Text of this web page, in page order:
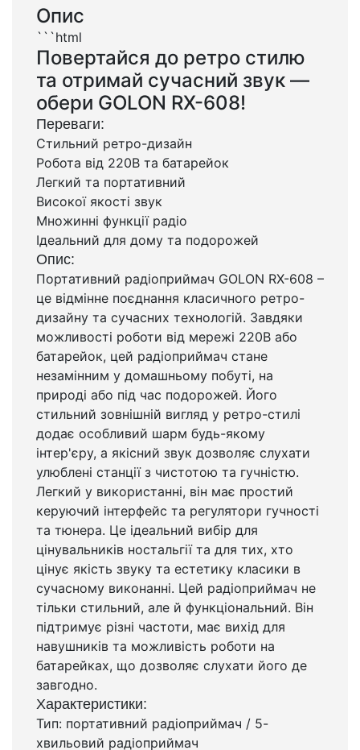
Опис
```html
Повертайся до ретро стилю
та отримай сучасний звук —
обери GOLON RX-608!
Переваги:
Стильний ретро-дизайн
Робота від 220В та батарейок
Легкий та портативний
Високої якості звук
Множинні функції радіо
Ідеальний для дому та подорожей
Опис:
Портативний радіоприймач GOLON RX-608 –
це відмінне поєднання класичного ретро-
дизайну та сучасних технологій. Завдяки
можливості роботи від мережі 220В або
батарейок, цей радіоприймач стане
незамінним у домашньому побуті, на
природі або під час подорожей. Його
стильний зовнішній вигляд у ретро-стилі
додає особливий шарм будь-якому
інтер'єру, а якісний звук дозволяє слухати
улюблені станції з чистотою та гучністю.
Легкий у використанні, він має простий
керуючий інтерфейс та регулятори гучності
та тюнера. Це ідеальний вибір для
цінувальників ностальгії та для тих, хто
цінує якість звуку та естетику класики в
сучасному виконанні. Цей радіоприймач не
тільки стильний, але й функціональний. Він
підтримує різні частоти, має вихід для
навушників та можливість роботи на
батарейках, що дозволяє слухати його де
завгодно.
Характеристики:
Тип: портативний радіоприймач / 5-
хвильовий радіоприймач